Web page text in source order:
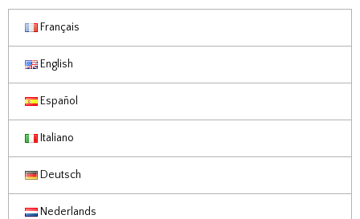
Français
English
Español
Italiano
Deutsch
Nederlands